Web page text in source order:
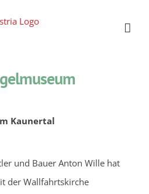
Kaunertal
und Bauer Anton Wille hat
der Wallfahrtskirche